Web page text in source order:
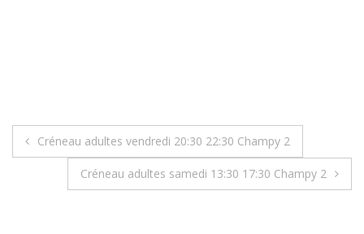
Navigation
Créneau adultes vendredi 20:30 22:30 Champy 2
Créneau adultes samedi 13:30 17:30 Champy 2